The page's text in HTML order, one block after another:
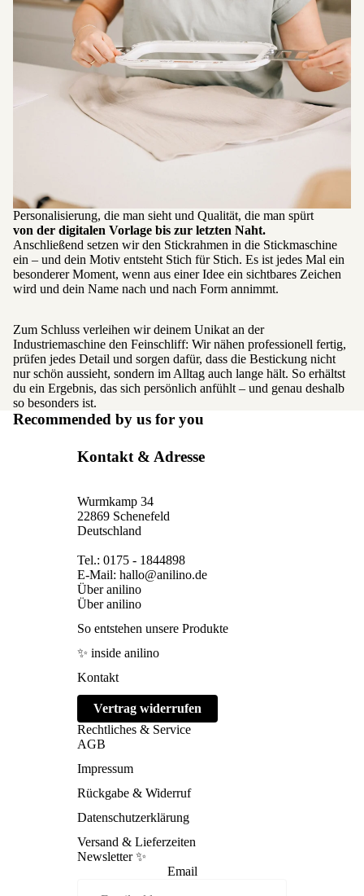
Personalisierung, die man sieht und Qualität, die man spürt
von der digitalen Vorlage bis zur letzten Naht.
Anschließend setzen wir den Stickrahmen in die Stickmaschine
ein – und dein Motiv entsteht Stich für Stich. Es ist jedes Mal ein
besonderer Moment, wenn aus einer Idee ein sichtbares Zeichen
wird und dein Name nach und nach Form annimmt.
Zum Schluss verleihen wir deinem Unikat an der
Industriemaschine den Feinschliff: Wir nähen professionell fertig,
prüfen jedes Detail und sorgen dafür, dass die Bestickung nicht
nur schön aussieht, sondern im Alltag auch lange hält. So erhältst
du ein Ergebnis, das sich persönlich anfühlt – und genau deshalb
so besonders ist.
Recommended by us for you
Kontakt & Adresse
Wurmkamp 34
22869 Schenefeld
Deutschland
Tel.: 0175 - 1844898
E-Mail: hallo@anilino.de
Über anilino
Über anilino
So entstehen unsere Produkte
✨ inside anilino
Kontakt
Vertrag widerrufen
Rechtliches & Service
AGB
Impressum
Rückgabe & Widerruf
Datenschutzerklärung
Versand & Lieferzeiten
Newsletter ✨
Email